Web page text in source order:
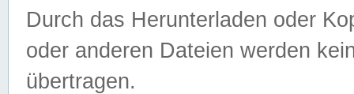
Durch das Herunterladen oder
oder anderen Dateien werden
übertragen.